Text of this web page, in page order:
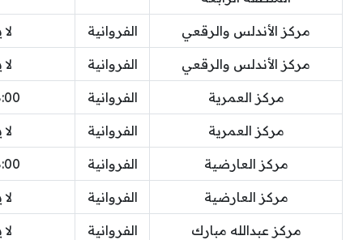
مركز الأندلس والرقعي الفروانية
مركز الأندلس والرقعي الفروانية
مركز العمرية الفروانية
مركز العمرية الفروانية
مركز العارضية الفروانية
مركز العارضية الفروانية
مركز عبدالله مبارك الفروانية